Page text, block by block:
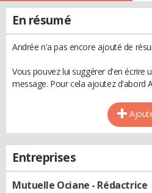
En résumé
Andrée n'a pas encore ajouté de
Vous pouvez lui suggérer d'en écrire
message. Pour cela ajoutez d'abord
Entreprises
Mutuelle Ociane - Rédactrice